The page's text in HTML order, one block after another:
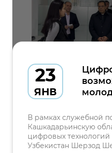
23
ЯНВ
В рамках служебной
Кашкадарьинскую
цифровых
Узбекистан Шерзод